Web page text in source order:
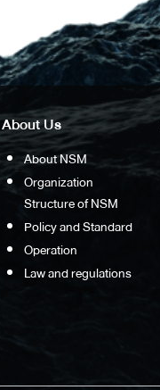
About Us
About NSM
Organization
Structure of NSM
Policy and Standard
Operation
Law and regulations